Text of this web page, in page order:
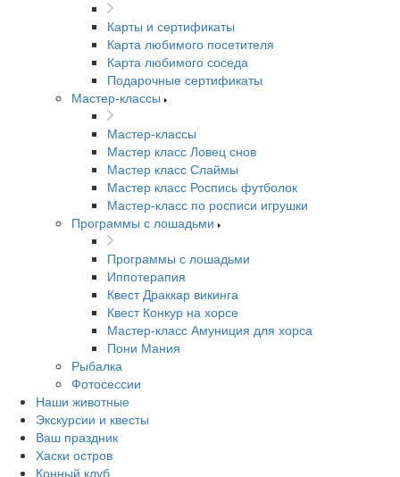
Карты и сертификаты
Карта любимого посетителя
Карта любимого соседа
Подарочные сертификаты
Мастер-классы
Мастер-классы
Мастер класс Ловец снов
Мастер класс Слаймы
Мастер класс Роспись футболок
Мастер-класс по росписи игрушки
Программы с лошадьми
Программы с лошадьми
Иппотерапия
Квест Драккар викинга
Квест Конкур на хорсе
Мастер-класс Амуниция для хорса
Пони Мания
Рыбалка
Фотосессии
Наши животные
Экскурсии и квесты
Ваш праздник
Хаски остров
Конный клуб